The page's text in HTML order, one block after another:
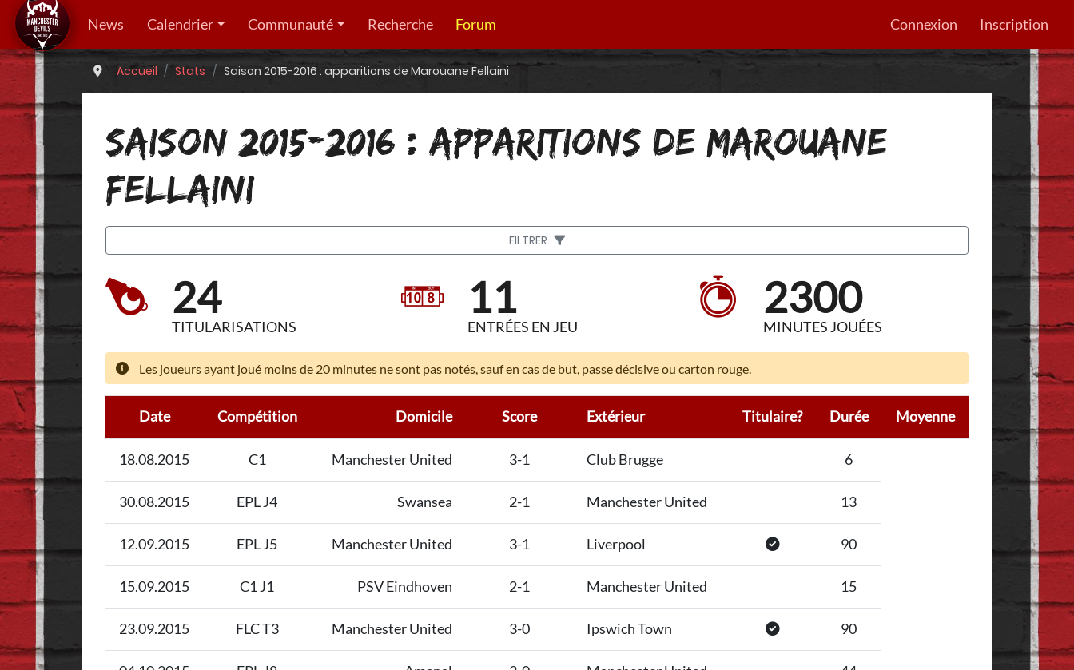
News Calendrier Communauté Recherche Forum Connexion Inscription
Accueil Stats Saison 2015-2016 : apparitions de Marouane Fellaini
SAISON 2015-2016 : APPARITIONS DE MAROUANE
FELLAINI
FILTRER
24
TITULARISATIONS
11
ENTRÉES EN JEU
2300
MINUTES JOUÉES
Les joueurs ayant joué moins de 20 minutes ne sont pas notés, sauf en cas de but, passe décisive ou carton rouge.
Date Compétition Domicile Score Extérieur Titulaire? Durée Moyenne
18.08.2015 C1 Manchester United 3-1 Club Brugge 6
30.08.2015 EPL J4 Swansea 2-1 Manchester United 13
12.09.2015 EPL J5 Manchester United 3-1 Liverpool 90
15.09.2015 C1 J1 PSV Eindhoven 2-1 Manchester United 15
23.09.2015 FLC T3 Manchester United 3-0 Ipswich Town 90